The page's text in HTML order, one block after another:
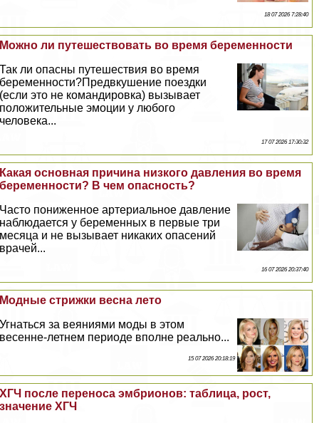
18 07 2026 7:28:40
Можно ли путешествовать во время беременности
Так ли опасны путешествия во время
беременности?Предвкушение поездки
(если это не комaндировка) вызывает
положительные эмоции у любого
человека...
17 07 2026 17:30:32
Какая основная причина низкого давления во время
беременности? В чем опасность?
Часто пониженное артериальное давление
наблюдается у беременных в первые три
месяца и не вызывает никаких опасений
врачей...
16 07 2026 20:37:40
Модные стрижки весна лето
Угнаться за веяниями моды в этом
весенне-летнем периоде вполне реально...
15 07 2026 20:18:19
ХГЧ после переноса эмбрионов: таблица, рост,
значение ХГЧ